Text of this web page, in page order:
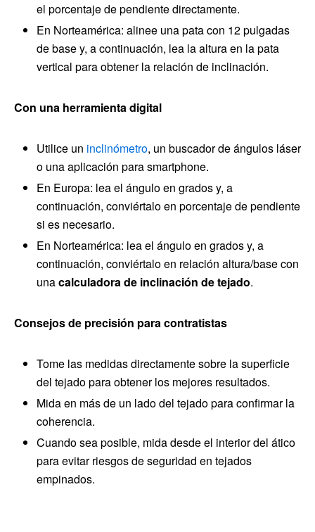
el porcentaje de pendiente directamente.
En Norteamérica: alinee una pata con 12 pulgadas
de base y, a continuación, lea la altura en la pata
vertical para obtener la relación de inclinación.
Con una herramienta digital
Utilice un inclinómetro, un buscador de ángulos láser
o una aplicación para smartphone.
En Europa: lea el ángulo en grados y, a
continuación, conviértalo en porcentaje de pendiente
si es necesario.
En Norteamérica: lea el ángulo en grados y, a
continuación, conviértalo en relación altura/base con
unacalculadora de inclinación de tejado.
Consejos de precisión para contratistas
Tome las medidas directamente sobre la superficie
del tejado para obtener los mejores resultados.
Mida en más de un lado del tejado para confirmar la
coherencia.
Cuando sea posible, mida desde el interior del ático
para evitar riesgos de seguridad en tejados
empinados.